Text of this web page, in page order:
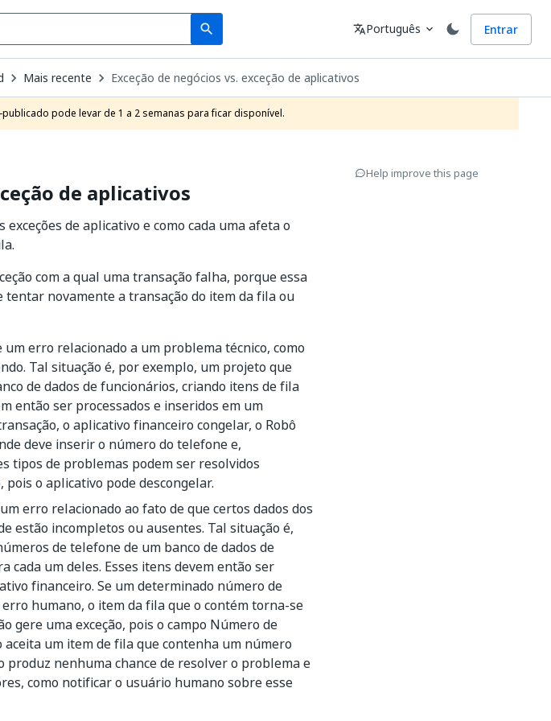
search
Search Idioma
translatePortuguês expand_more Entrar
Mais recente Exceção de negócios vs. exceção de aplicativos
pode levar de 1 a 2 semanas para ficar disponível.
de aplicativos
de aplicativo e como cada uma afeta o
com a qual uma transação falha, porque essa
tentar novamente a transação do item da fila ou
um erro relacionado a um problema técnico, como
Tal situação é, por exemplo, um projeto que
de dados de funcionários, criando itens de fila
então ser processados e inseridos em um
o aplicativo financeiro congelar, o Robô
deve inserir o número do telefone e,
tipos de problemas podem ser resolvidos
o aplicativo pode descongelar.
erro relacionado ao fato de que certos dados dos
estão incompletos ou ausentes. Tal situação é,
de telefone de um banco de dados de
cada um deles. Esses itens devem então ser
financeiro. Se um determinado número de
humano, o item da fila que o contém torna-se
gere uma exceção, pois o campo Número de
um item de fila que contenha um número
produz nenhuma chance de resolver o problema e
como notificar o usuário humano sobre esse
Help improve this page